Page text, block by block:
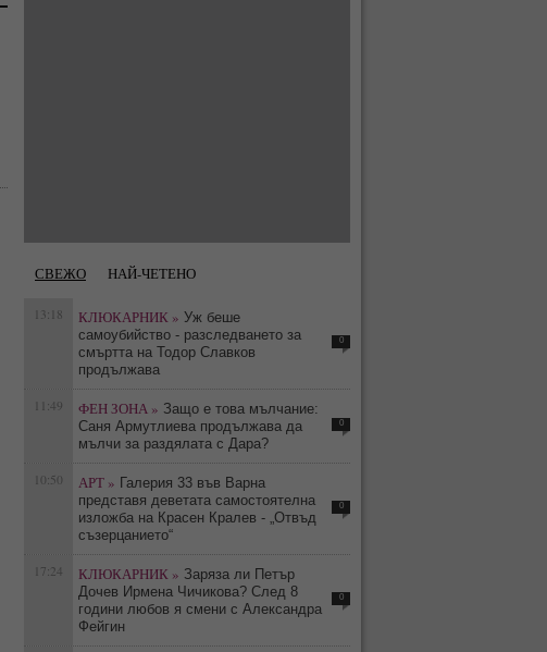
СВЕЖО НАЙ-ЧЕТЕНО
13:18 КЛЮКАРНИК » Уж беше
самоубийство - разследването за
смъртта на Тодор Славков
продължава
0
11:49 ФЕН ЗОНА » Защо е това мълчание:
Саня Армутлиева продължава да
мълчи за раздялата с Дара?
0
10:50 АРТ » Галерия 33 във Варна
представя деветата самостоятелна
изложба на Красен Кралев - „Отвъд
съзерцанието“
0
17:24 КЛЮКАРНИК » Заряза ли Петър
Дочев Ирмена Чичикова? След 8
години любов я смени с Александра
Фейгин
0